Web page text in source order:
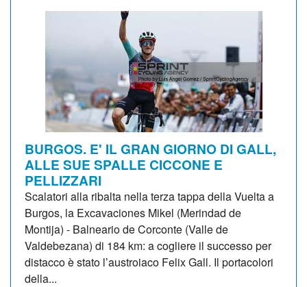
BURGOS. E' IL GRAN GIORNO DI GALL,
ALLE SUE SPALLE CICCONE E
PELLIZZARI
Scalatori alla ribalta nella terza tappa della Vuelta a
Burgos, la Excavaciones Mikel (Merindad de
Montija) - Balneario de Corconte (Valle de
Valdebezana) di 184 km: a cogliere il successo per
distacco è stato l’austroiaco Felix Gall. Il portacolori
della...